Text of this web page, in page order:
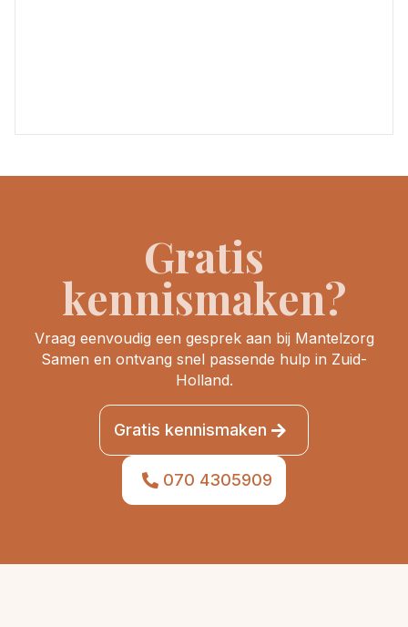
Gratis
kennismaken?
Vraag eenvoudig een gesprek aan bij Mantelzorg
Samen en ontvang snel passende hulp in Zuid-
Holland.
Gratis kennismaken
070 4305909